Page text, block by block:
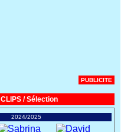
PUBLICITE
CLIPS / Sélection
2024/2025